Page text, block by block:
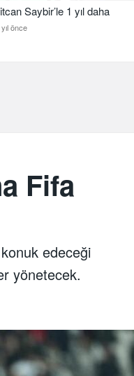
Saybir’le 1 yıl daha
önce
Fifa
edeceği
yönetecek.